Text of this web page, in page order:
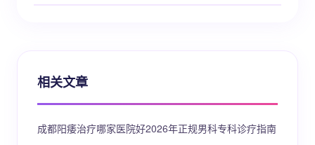
相关文章
成都阳痿治疗哪家医院好2026年正规男科专科诊疗指南